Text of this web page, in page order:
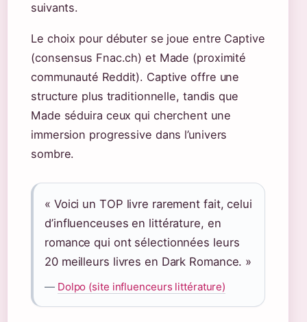
suivants.
Le choix pour débuter se joue entre Captive
(consensus Fnac.ch) et Made (proximité
communauté Reddit). Captive offre une
structure plus traditionnelle, tandis que
Made séduira ceux qui cherchent une
immersion progressive dans l’univers
sombre.
« Voici un TOP livre rarement fait, celui
d’influenceuses en littérature, en
romance qui ont sélectionnées leurs
20 meilleurs livres en Dark Romance. »
— Dolpo (site influenceurs littérature)